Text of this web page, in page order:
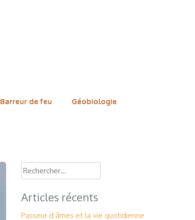
Barreur de feu Géobiologie
Rechercher :
Articles récents
Passeur d’âmes et la vie quotidienne